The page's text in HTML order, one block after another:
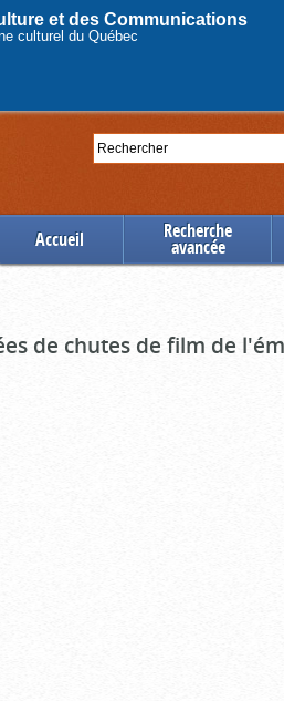
et des Communications
culturel du Québec
Rechercher
Accueil Recherche
avancée
de chutes de film de